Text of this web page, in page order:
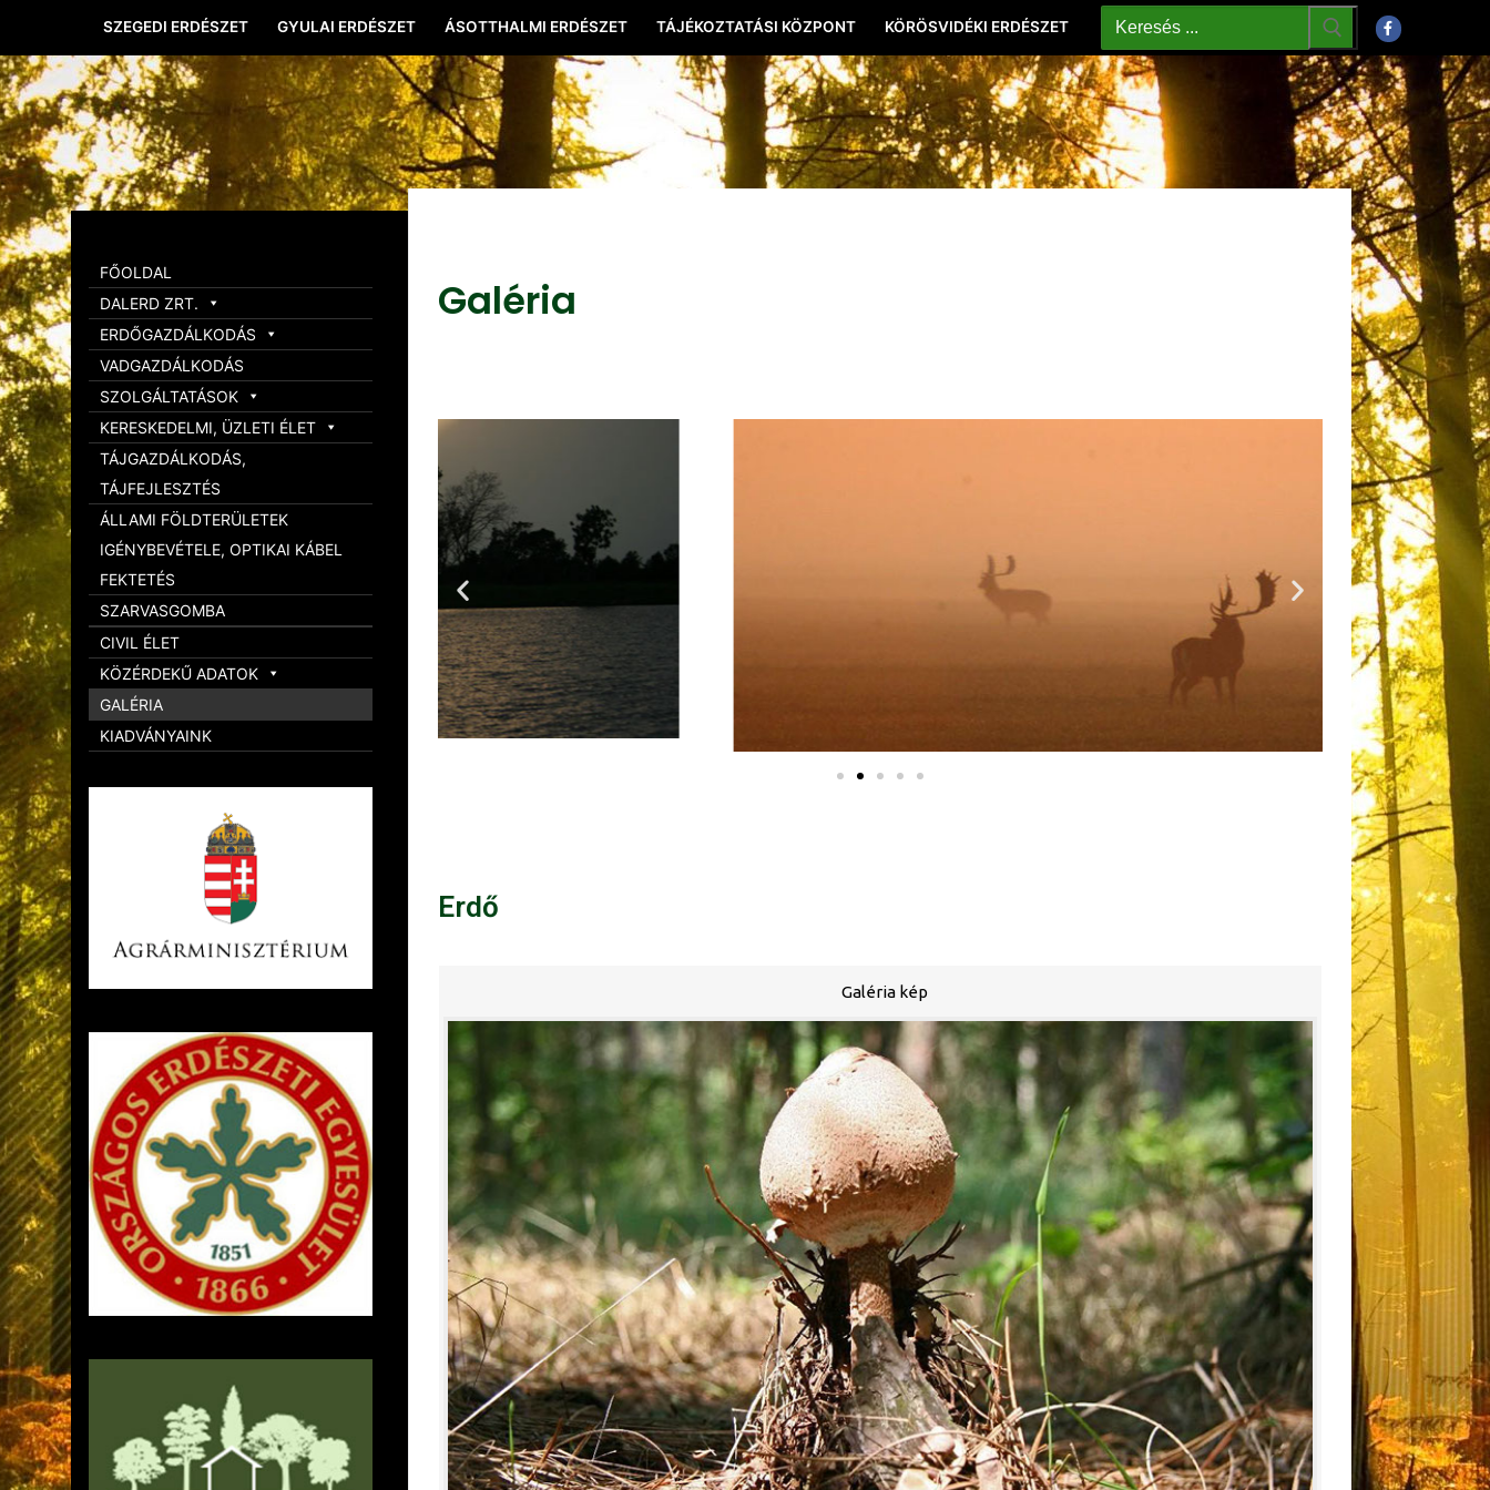
SZEGEDI ERDÉSZET GYULAI ERDÉSZET ÁSOTTHALMI ERDÉSZET TÁJÉKOZTATÁSI KÖZPONT KÖRÖSVIDÉKI ERDÉSZET
Galéria
Erdő
Galéria kép
FŐOLDAL
DALERD ZRT.
ERDŐGAZDÁLKODÁS
VADGAZDÁLKODÁS
SZOLGÁLTATÁSOK
KERESKEDELMI, ÜZLETI ÉLET
TÁJGAZDÁLKODÁS,
TÁJFEJLESZTÉS
ÁLLAMI FÖLDTERÜLETEK
IGÉNYBEVÉTELE, OPTIKAI KÁBEL
FEKTETÉS
SZARVASGOMBA
CIVIL ÉLET
KÖZÉRDEKŰ ADATOK
GALÉRIA
KIADVÁNYAINK